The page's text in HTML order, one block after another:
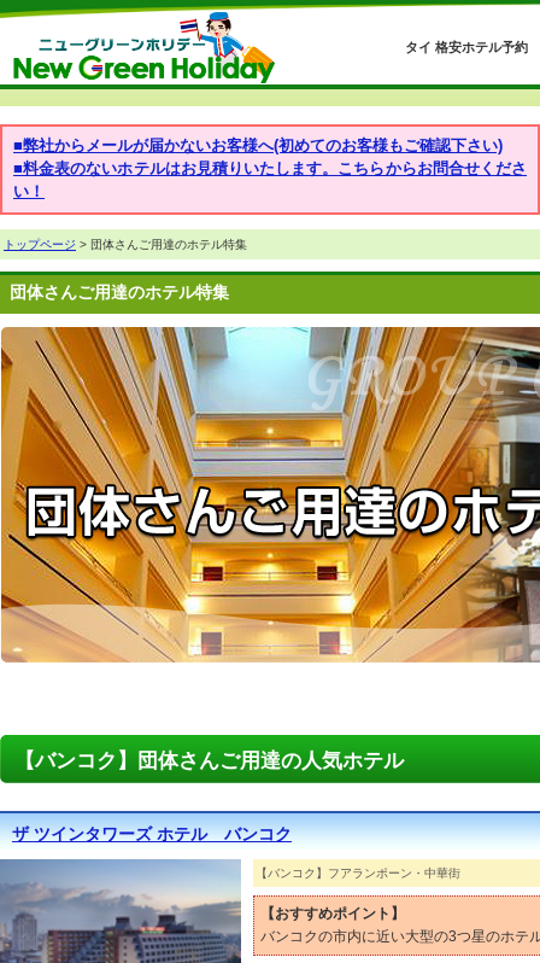
タイ 格安ホテル予約
■弊社からメールが届かないお客様へ(初めてのお客様もご確認下さい)
■料金表のないホテルはお見積りいたします。こちらからお問合せくださ
い！
トップページ > 団体さんご用達のホテル特集
団体さんご用達のホテル特集
【バンコク】団体さんご用達の人気ホテル
ザ ツインタワーズ ホテル バンコク
【バンコク】フアランポーン・中華街
【おすすめポイント】
バンコクの市内に近い大型の3つ星のホテ